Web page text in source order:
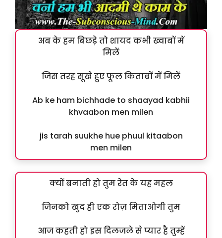
अब के हम बिछड़े तो शायद कभी ख्वाबों में
मिलें
जिस तरह सूखे हुए फूल किताबों में मिलें
Ab ke ham bichhade to shaayad kabhii
khvaabon men milen
jis tarah suukhe hue phuul kitaabon
men milen
क्यों बनाती हो तुम रेत के यह महल
जिनको खुद ही एक रोज़ मिताओगी तुम
आज कहती हो इस दिलजले से प्यार है तुम्हें